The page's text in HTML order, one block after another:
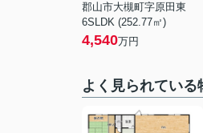
郡山市大槻町字原田東
6SLDK (252.77㎡)
4,540万円
よく見られている